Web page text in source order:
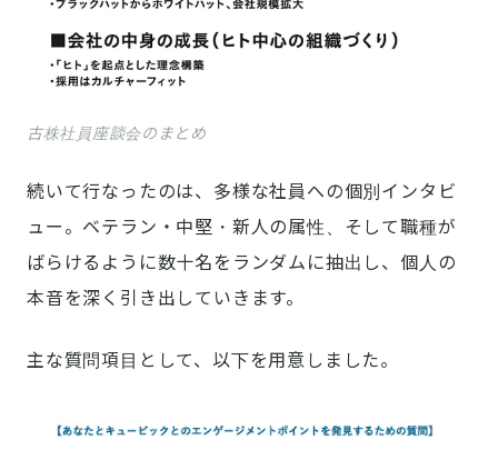
古株社員座談会のまとめ
続いて行なったのは、多様な社員への個別インタビ
ュー。ベテラン・中堅・新人の属性、そして職種が
ばらけるように数十名をランダムに抽出し、個人の
本音を深く引き出していきます。
主な質問項目として、以下を用意しました。